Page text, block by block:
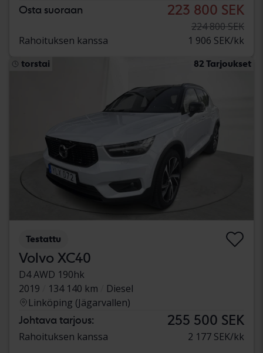
Osta suoraan 223 800 SEK
224 800 SEK
Rahoituksen kanssa
1 906 SEK/kk
torstai 82 Tarjoukset
Testattu
Volvo XC40
D4 AWD 190hk
2019
134 140 km
Diesel
Linköping (Jägarvallen)
Johtava tarjous: 255 500 SEK
Rahoituksen kanssa 2 177 SEK/kk